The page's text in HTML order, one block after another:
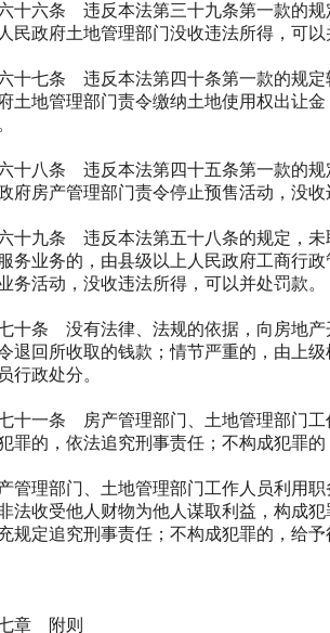
十六条 违反本法第三十九条第一款的规
人民政府土地管理部门没收违法所得，可
十七条 违反本法第四十条第一款的规定
土地管理部门责令缴纳土地使用权出让
十八条 违反本法第四十五条第一款的规
府房产管理部门责令停止预售活动，没
十九条 违反本法第五十八条的规定，未
务业务的，由县级以上人民政府工商行
务活动，没收违法所得，可以并处罚款。
十条 没有法律、法规的依据，向房地产
退回所收取的钱款；情节严重的，由上
行政处分。
十一条 房产管理部门、土地管理部门工
罪的，依法追究刑事责任；不构成犯罪
管理部门、土地管理部门工作人员利用
法收受他人财物为他人谋取利益，构成
规定追究刑事责任；不构成犯罪的，给
章 附则